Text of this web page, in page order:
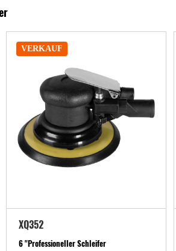
VERKAUF
XQ352
6 "Professioneller Schleifer